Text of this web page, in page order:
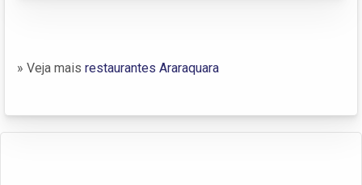
» Veja mais restaurantes Araraquara